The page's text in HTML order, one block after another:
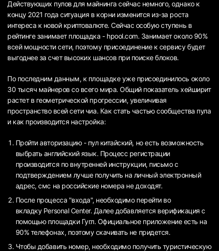
Действующих пулов для майнинга сейчас немного, однако к
концу 2021 года ситуация в корни изменится из-за роста
интереса к новой криптовалюте. Сейчас особую ступень в
рейтинге занимает площадка - hpool.com. Занимает около 90%
всей мощности сети, поэтому присоединение к сервису будет
выгоднее за счет высоких шансов при поиске блоков.
По последним данным, к площадке уже присоединилось около
30 тысяч майнеров со всего мира. Общий показатель хейширит
растет в геометрической прогрессии, увеличивая
пространство всей сети чиа. Как стать частью сообщества пула
и как производится настройка:
Пройти авторизацию - пул китайский, но есть возможность
выбрать английский язык. Процесс регистрации
производится по внутренней инструкции, письмо с
подтверждением лучше получить на личный электронный
адрес, смс на российские номера не доходят.
После процесса "входа", необходимо перейти во
вкладку Personal Center. Далее добавляется верификация с
помощью площадки Гугл. Официальное приложение есть на
90% телефонах, поэтому скачивать не придется.
Чтобы добавить номер, необходимо получить туристическую